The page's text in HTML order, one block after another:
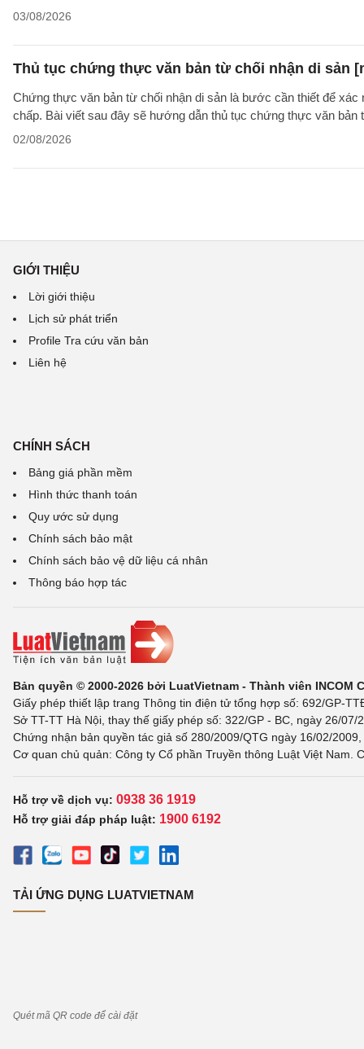
03/08/2026
Thủ tục chứng thực văn bản từ chối nhận di sản
Chứng thực văn bản từ chối nhận di sản là bước cần thiết để
chấp. Bài viết sau đây sẽ hướng dẫn thủ tục chứng thực văn
02/08/2026
GIỚI THIỆU
Lời giới thiệu
Lịch sử phát triển
Profile Tra cứu văn bản
Liên hệ
CHÍNH SÁCH
Bảng giá phần mềm
Hình thức thanh toán
Quy ước sử dụng
Chính sách bảo mật
Chính sách bảo vệ dữ liệu cá nhân
Thông báo hợp tác
Bản quyền © 2000-2026 bởi LuatVietnam - Thành viên INCOM
Giấy phép thiết lập trang Thông tin điện tử tổng hợp số: 692/GP-
Sở TT-TT Hà Nội, thay thế giấy phép số: 322/GP - BC, ngày 26/
Chứng nhận bản quyền tác giả số 280/2009/QTG ngày 16/02/
Cơ quan chủ quản: Công ty Cổ phần Truyền thông Luật Việt Nam.
Hỗ trợ về dịch vụ: 0938 36 1919
Hỗ trợ giải đáp pháp luật: 1900 6192
TẢI ỨNG DỤNG LUATVIETNAM
Quét mã QR code để cài đặt